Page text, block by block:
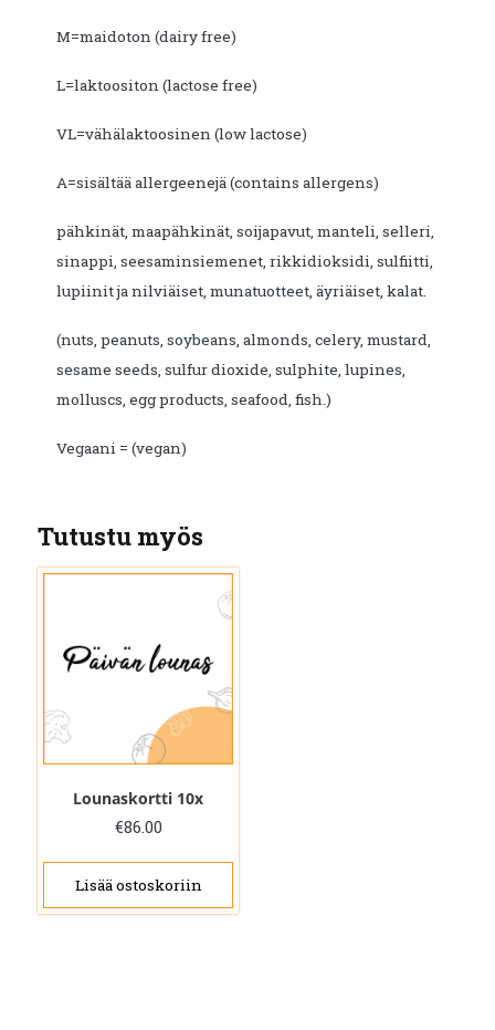
M=maidoton (dairy free)
L=laktoositon (lactose free)
VL=vähälaktoosinen (low lactose)
A=sisältää allergeenejä (contains allergens)
pähkinät, maapähkinät, soijapavut, manteli, selleri,
sinappi, seesaminsiemenet, rikkidioksidi, sulfiitti,
lupiinit ja nilviäiset, munatuotteet, äyriäiset, kalat.
(nuts, peanuts, soybeans, almonds, celery, mustard,
sesame seeds, sulfur dioxide, sulphite, lupines,
molluscs, egg products, seafood, fish.)
Vegaani = (vegan)
Tutustu myös
Lounaskortti 10x
€86.00
Lisää ostoskoriin